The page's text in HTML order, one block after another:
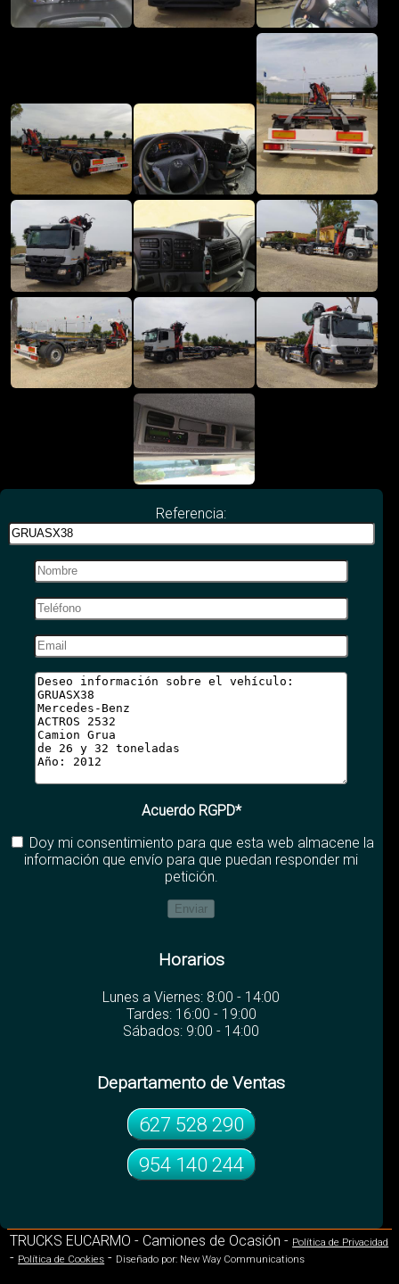
Referencia:
Acuerdo RGPD*
Doy mi consentimiento para que esta web almacene la
información que envío para que puedan responder mi
petición.
Horarios
Lunes a Viernes: 8:00 - 14:00
Tardes: 16:00 - 19:00
Sábados: 9:00 - 14:00
Departamento de Ventas
627 528 290
954 140 244
TRUCKS EUCARMO - Camiones de Ocasión - Política de Privacidad
- Política de Cookies - Diseñado por: New Way Communications